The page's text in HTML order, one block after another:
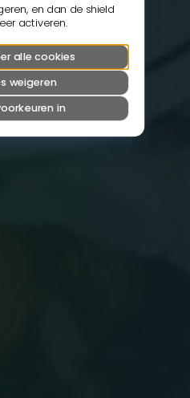
en dan de shield
activeren.
alle cookies
weigeren
in